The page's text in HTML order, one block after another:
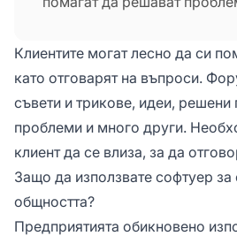
клиентите, позволявайки
да си помагат един на друг,
на въпроси. Форумите са
трикове, идеи, решени
и много други.
Клиентите могат лесно да си
като отговарят на въпроси.
съвети и трикове, идеи,
проблеми и много други.
клиент да се влиза, за да
Защо да използвате софтуер
общността?
Предприятията обикновено